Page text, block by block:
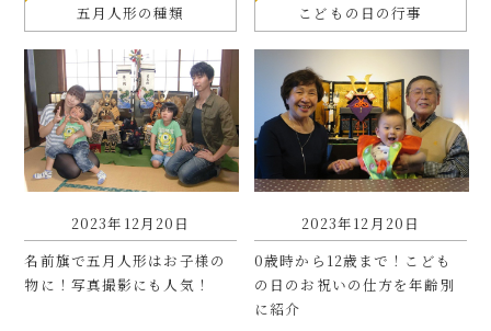
五月人形の種類
2023年12月20日
名前旗で五月人形はお子様の
物に！写真撮影にも人気！
こどもの日の行事
2023年12月20日
0歳時から12歳まで！こども
の日のお祝いの仕方を年齢別
に紹介